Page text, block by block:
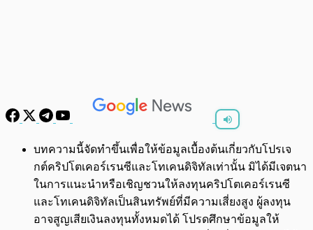
พร้อมเล่น 0:00/0:00
บทความนี้จัดทำขึ้นเพื่อให้ข้อมูลเบื้องต้นเกี่ยวกับโปรเจ
กต์คริปโตเคอร์เรนซีและโทเคนดิจิทัลเท่านั้น มิได้มีเจตนา
ในการแนะนำหรือเชิญชวนให้ลงทุนคริปโตเคอร์เรนซี
และโทเคนดิจิทัลเป็นสินทรัพย์ที่มีความเสี่ยงสูง ผู้ลงทุน
อาจสูญเสียเงินลงทุนทั้งหมดได้ โปรดศึกษาข้อมูลให้